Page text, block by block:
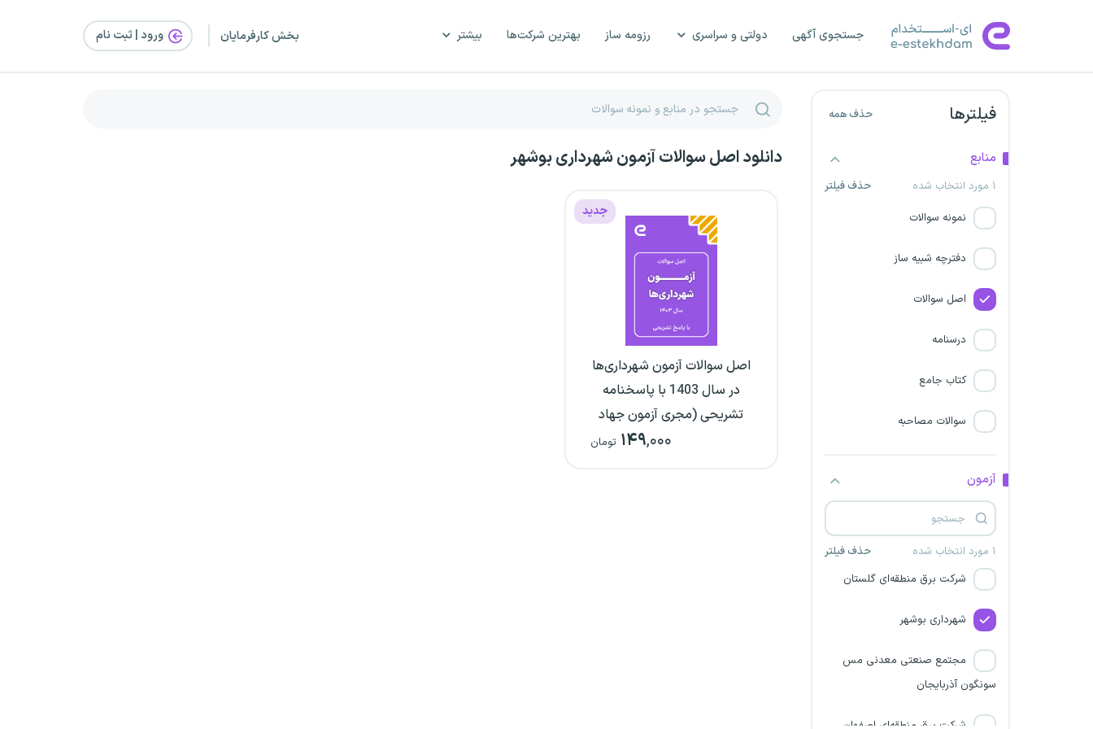
جستجوی آگهی دولتی و سراسری رزومه ساز بهترین شرکت‌ها بیشتر بخش کارفرمایان ورود | ثبت‌ نام
فیلترها حذف همه
منابع
۱ مورد انتخاب شده
حذف فیلتر
نمونه سوالات
دفترچه شبیه ساز
اصل سوالات
درسنامه
کتاب جامع
سوالات مصاحبه
آزمون
۱ مورد انتخاب شده حذف فیلتر
شرکت حفاظتی و مراقبتی
ناظمان میثاق خراسان
مازندران
شرکت توزیع برق خراسان
رضوی
شرکت برق منطقه‌ای گلستان
شهرداری بوشهر
مجتمع صنعتی معدنی مس
سونگون آذربایجان
شرکت برق منطقه‌ای اصفهان
دانلود اصل سوالات آزمون شهرداری بوشهر
جدید
اصل سوالات آزمون شهرداری‌ها
در سال 1403 با پاسخنامه
تشریحی (مجری آزمون جهاد
دانشگاهی)۱۴۹,۰۰۰ تومان